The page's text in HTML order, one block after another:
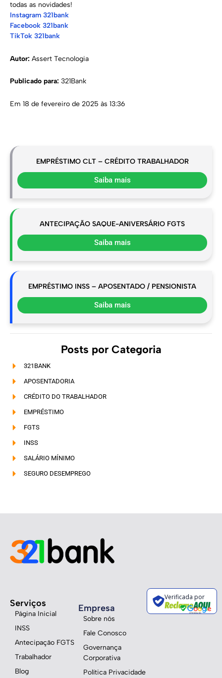
todas as novidades!
Instagram 321bank
Facebook 321bank
TikTok 321bank
Autor: Assert Tecnologia
Publicado para: 321Bank
Em 18 de fevereiro de 2025 às 13:36
EMPRÉSTIMO CLT – CRÉDITO TRABALHADOR
Saiba mais
ANTECIPAÇÃO SAQUE-ANIVERSÁRIO FGTS
Saiba mais
EMPRÉSTIMO INSS – APOSENTADO / PENSIONISTA
Saiba mais
Posts por Categoria
321BANK
APOSENTADORIA
CRÉDITO DO TRABALHADOR
EMPRÉSTIMO
FGTS
INSS
SALÁRIO MÍNIMO
SEGURO DESEMPREGO
Serviços
Página Inicial
INSS
Antecipação FGTS
Trabalhador
Blog
Empresa
Sobre nós
Fale Conosco
Governança
Corporativa
Política Privacidade
Verificada por